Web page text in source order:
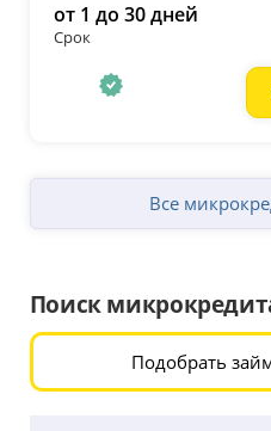
от 1 до 30 дней
Срок
Все
Поиск
Подобрать